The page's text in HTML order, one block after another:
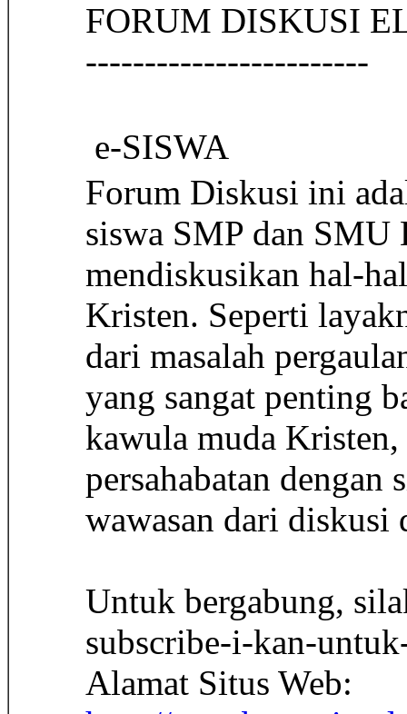
FORUM DISKUSI
------------------------
e-SISWA
Forum Diskusi ini
siswa SMP dan SMU
mendiskusikan hal-
Kristen. Seperti
dari masalah
yang sangat penting
kawula muda
persahabatan
wawasan dari diskusi
Untuk bergabung,
subscribe-i-kan-
Alamat Situs Web: